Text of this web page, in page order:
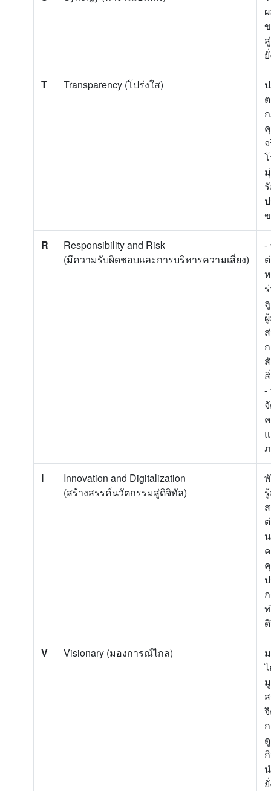
T Transparency (โปร่งใส)
R
Responsibility and Risk
(มีความรับผิดชอบและการบริหารความเสี่ยง)
-
-
I
Innovation and Digitalization
(สร้างสรรค์นวัตกรรมสู่ดิจิทัล)
V Visionary (มองการณ์ไกล)